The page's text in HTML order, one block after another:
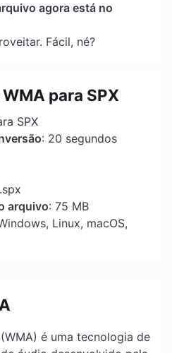
agora está no
Fácil, né?
para SPX
SPX
: 20 segundos
arquivo: 75 MB
Linux, macOS,
é uma tecnologia de